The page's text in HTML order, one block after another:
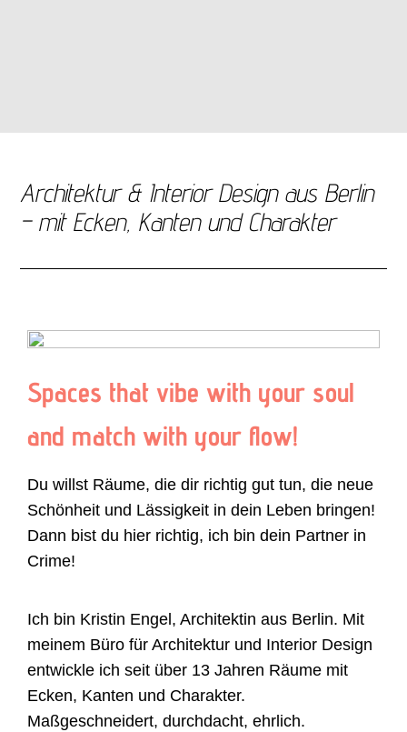
Architektur & Interior Design aus Berlin
– mit Ecken, Kanten und Charakter
Spaces that vibe with your soul
and match with your flow!
Du willst Räume, die dir richtig gut tun, die neue
Schönheit und Lässigkeit in dein Leben bringen!
Dann bist du hier richtig, ich bin dein Partner in
Crime!
Ich bin Kristin Engel, Architektin aus Berlin. Mit
meinem Büro für Architektur und Interior Design
entwickle ich seit über 13 Jahren Räume mit
Ecken, Kanten und Charakter.
Maßgeschneidert, durchdacht, ehrlich.